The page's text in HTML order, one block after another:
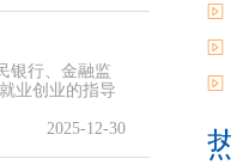
银行、金融监
业创业的指导
2025-12-30